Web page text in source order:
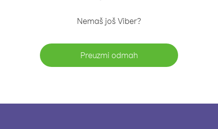
Nemaš još Viber?
Preuzmi odmah